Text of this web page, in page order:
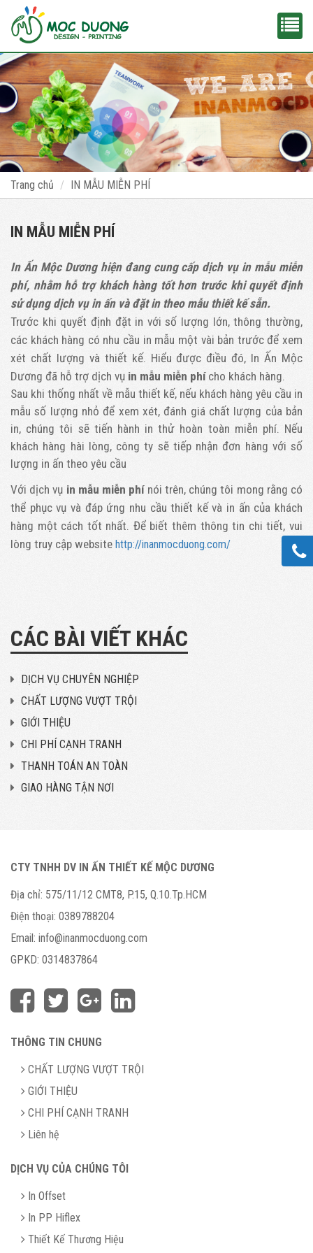
Trang chủ IN MẪU MIỄN PHÍ
IN MẪU MIỄN PHÍ
In Ấn Mộc Dương hiện đang cung cấp dịch vụ in mẫu miễn
phí, nhằm hỗ trợ khách hàng tốt hơn trước khi quyết định
sử dụng dịch vụ in ấn và đặt in theo mẫu thiết kế sẵn.
Trước khi quyết định đặt in với số lượng lớn, thông thường,
các khách hàng có nhu cầu in mẫu một vài bản trước để xem
xét chất lượng và thiết kế. Hiểu được điều đó, In Ấn Mộc
Dương đã hỗ trợ dịch vụ in mẫu miễn phícho khách hàng.
Sau khi thống nhất về mẫu thiết kế, nếu khách hàng yêu cầu in
mẫu số lượng nhỏ để xem xét, đánh giá chất lượng của bản
in, chúng tôi sẽ tiến hành in thử hoàn toàn miễn phí. Nếu
khách hàng hài lòng, công ty sẽ tiếp nhận đơn hàng với số
lượng in ấn theo yêu cầu
Với dịch vụ in mẫu miễn phínói trên, chúng tôi mong rằng có
thể phục vụ và đáp ứng nhu cầu thiết kế và in ấn của khách
hàng một cách tốt nhất. Để biết thêm thông tin chi tiết, vui
lòng truy cập website http://inanmocduong.com/
CÁC BÀI VIẾT KHÁC
DỊCH VỤ CHUYÊN NGHIỆP
CHẤT LƯỢNG VƯỢT TRỘI
GIỚI THIỆU
CHI PHÍ CẠNH TRANH
THANH TOÁN AN TOÀN
GIAO HÀNG TẬN NƠI
CTY TNHH DV IN ẤN THIẾT KẾ MỘC DƯƠNG
Địa chỉ: 575/11/12 CMT8, P.15, Q.10.Tp.HCM
Điện thoại: 0389788204
Email: info@inanmocduong.com
GPKD: 0314837864
THÔNG TIN CHUNG
CHẤT LƯỢNG VƯỢT TRỘI
GIỚI THIỆU
CHI PHÍ CẠNH TRANH
Liên hệ
DỊCH VỤ CỦA CHÚNG TÔI
In Offset
In PP Hiflex
Thiết Kế Thương Hiệu